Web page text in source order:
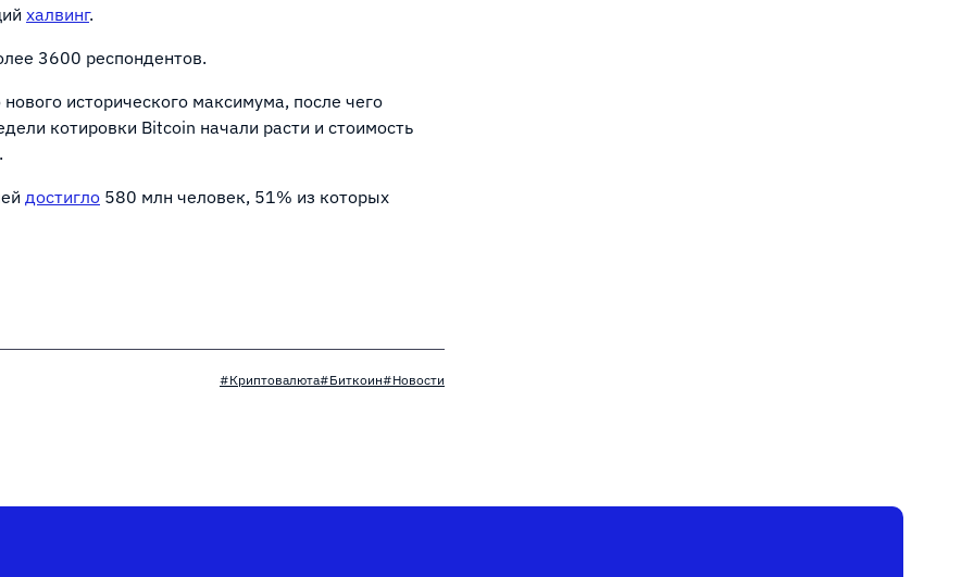
халвинг.
3600 респондентов.
нового исторического максимума, после чего
котировки Bitcoin начали расти и стоимость
достигло 580 млн человек, 51% из которых
#Криптовалюта#Биткоин#Новости